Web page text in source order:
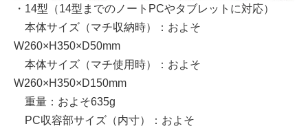
・14型（14型までのノートPCやタブレットに対応）
本体サイズ（マチ収納時）：およそ
W260×H350×D50mm
本体サイズ（マチ使用時）：およそ
W260×H350×D150mm
重量：およそ635g
PC収容部サイズ（内寸）：およそ